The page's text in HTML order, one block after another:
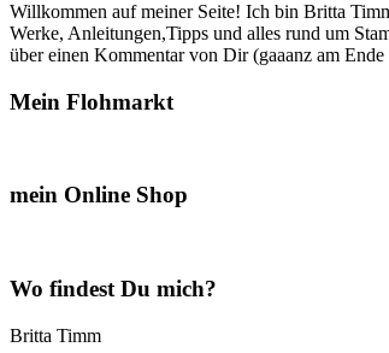
Willkommen auf meiner Seite! Ich bin Britta
Werke, Anleitungen,Tipps und alles rund um
über einen Kommentar von Dir (gaaanz am
Mein Flohmarkt
mein Online Shop
Wo findest Du mich?
Britta Timm